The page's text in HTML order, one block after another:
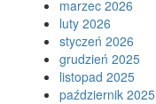
marzec 2026
luty 2026
styczeń 2026
grudzień 2025
listopad 2025
październik 2025